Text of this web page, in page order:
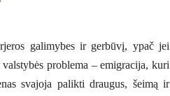
galimybes ir gerbūvį, ypač jei
problema – emigracija, kuri
svajoja palikti draugus, šeimą ir